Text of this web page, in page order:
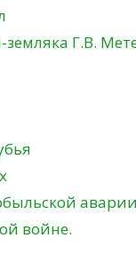
Г.В.
аварии
войне.